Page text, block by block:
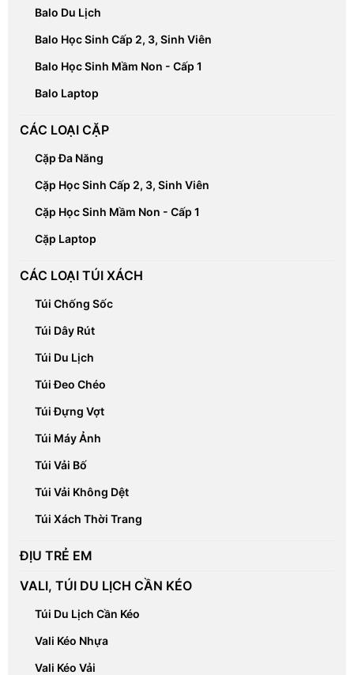
Balo Du Lịch
Balo Học Sinh Cấp 2, 3, Sinh Viên
Balo Học Sinh Mầm Non - Cấp 1
Balo Laptop
CÁC LOẠI CẶP
Cặp Đa Năng
Cặp Học Sinh Cấp 2, 3, Sinh Viên
Cặp Học Sinh Mầm Non - Cấp 1
Cặp Laptop
CÁC LOẠI TÚI XÁCH
Túi Chống Sốc
Túi Dây Rút
Túi Du Lịch
Túi Đeo Chéo
Túi Đựng Vợt
Túi Máy Ảnh
Túi Vải Bố
Túi Vải Không Dệt
Túi Xách Thời Trang
ĐỊU TRẺ EM
VALI, TÚI DU LỊCH CẦN KÉO
Túi Du Lịch Cần Kéo
Vali Kéo Nhựa
Vali Kéo Vải